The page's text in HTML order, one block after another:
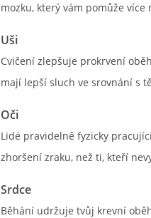
mozku, který vám pomůže více
Uši
Cvičení zlepšuje prokrvení
mají lepší sluch ve srovnání s
Oči
Lidé pravidelně fyzicky
zhoršení zraku, než ti, kteří
Srdce
Běhání udržuje tvůj krevní